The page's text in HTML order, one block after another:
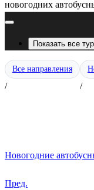
Показать все
Все направления
/ /
Новогодние
Пред.